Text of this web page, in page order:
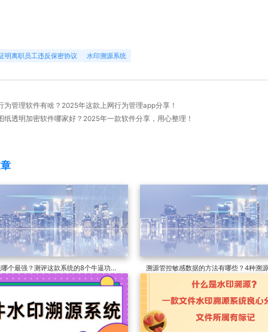
明离职员工违反保密协议 水印溯源系统
: 上网行为管理软件有啥？2025年这款上网行为管理app分享！
纸透明加密软件哪家好？2025年一款软件分享，用心整理！
个最强？测评这款系统的8个牛逼功
溯源管控敏感数据的方法有哪些？4种溯
据妙招分享来了！